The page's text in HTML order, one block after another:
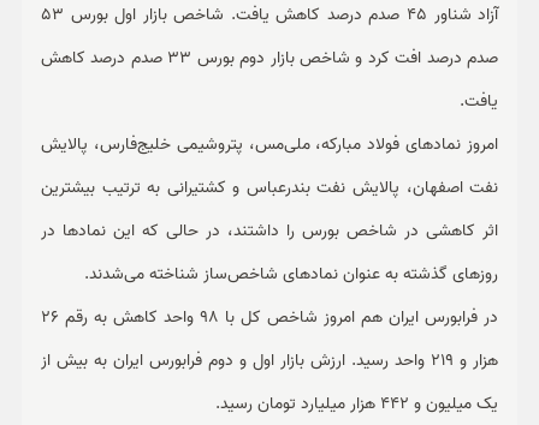
آزاد شناور 45 صدم درصد کاهش یافت. شاخص بازار اول بورس 53
صدم درصد افت کرد و شاخص بازار دوم بورس 33 صدم درصد کاهش
یافت.
امروز نمادهای فولاد مبارکه، ملی‌مس، پتروشیمی خلیج‌فارس، پالایش
نفت اصفهان، پالایش نفت بندرعباس و کشتیرانی به ترتیب بیشترین
اثر کاهشی در شاخص بورس را داشتند، در حالی که این نمادها در
روزهای گذشته به عنوان نمادهای شاخص‌ساز شناخته می‌شدند.
در فرابورس ایران هم امروز شاخص کل با 98 واحد کاهش به رقم 26
هزار و 219 واحد رسید. ارزش بازار اول و دوم فرابورس ایران به بیش از
یک میلیون و 442 هزار میلیارد تومان رسید.